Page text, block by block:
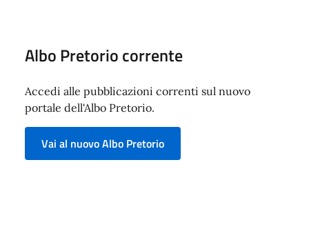
Albo Pretorio corrente
Accedi alle pubblicazioni correnti sul nuovo
portale dell'Albo Pretorio.
Vai al nuovo Albo Pretorio